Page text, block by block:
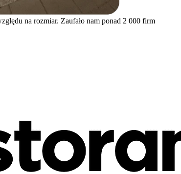
na rozmiar. Zaufało nam ponad 2 000 firm